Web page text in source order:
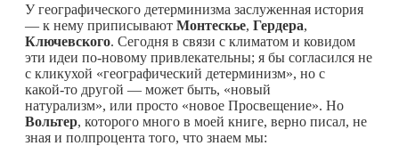
У географического детерминизма заслуженная история
— к нему приписывают Монтескье, Гердера,
Ключевского. Сегодня в связи с климатом и ковидом
эти идеи по-новому привлекательны; я бы согласился не
с кликухой «географический детерминизм», но с
какой-то другой — может быть, «новый
натурализм», или просто «новое Просвещение». Но
Вольтер, которого много в моей книге, верно писал, не
зная и полпроцента того, что знаем мы: